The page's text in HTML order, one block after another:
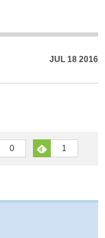
JUL 18 2016
0 1